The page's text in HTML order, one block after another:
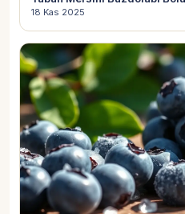
18 Kas 2025